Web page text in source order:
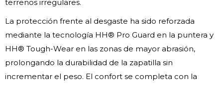
terrenos irregulares.
La protección frente al desgaste ha sido reforzada
mediante la tecnología HH® Pro Guard en la puntera y
HH® Tough-Wear en las zonas de mayor abrasión,
prolongando la durabilidad de la zapatilla sin
incrementar el peso. El confort se completa con la